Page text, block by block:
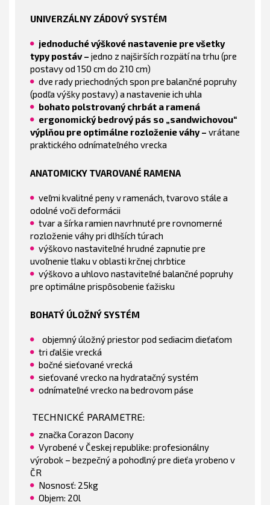
UNIVERZÁLNY ZÁDOVÝ SYSTÉM
jednoduché výškové nastavenie pre všetky
typy postáv – jedno z najširších rozpätí na trhu (pre
postavy od 150 cm do 210 cm)
dve rady priechodných spon pre balančné popruhy
(podľa výšky postavy) a nastavenie ich uhla
bohato polstrovaný chrbát a ramená
ergonomický bedrový pás so „sandwichovou“
výplňou pre optimálne rozloženie váhy – vrátane
praktického odnímateľného vrecka
ANATOMICKY TVAROVANÉ RAMENA
veľmi kvalitné peny v ramenách, tvarovo stále a
odolné voči deformácii
tvar a šírka ramien navrhnuté pre rovnomerné
rozloženie váhy pri dlhších túrach
výškovo nastaviteľné hrudné zapnutie pre
uvoľnenie tlaku v oblasti krčnej chrbtice
výškovo a uhlovo nastaviteľné balančné popruhy
pre optimálne prispôsobenie ťažisku
BOHATÝ ÚLOŽNÝ SYSTÉM
objemný úložný priestor pod sediacim dieťaťom
tri ďalšie vrecká
bočné sieťované vrecká
sieťované vrecko na hydratačný systém
odnímateľné vrecko na bedrovom páse
TECHNICKÉ PARAMETRE:
značka Corazon Dacony
Vyrobené v Českej republike: profesionálny
výrobok – bezpečný a pohodlný pre dieťa yrobeno v
ČR
Nosnosť: 25kg
Objem: 20l